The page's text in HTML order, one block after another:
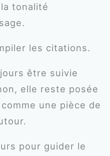
tonalité
les citations.
être suivie
elle reste posée
une pièce de
pour guider le